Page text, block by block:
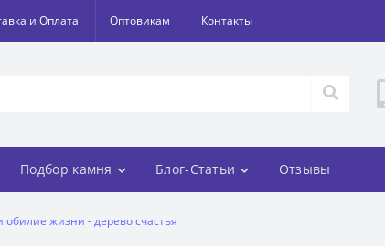
и Оплата Оптовикам Контакты
Подбор камня Блог-Статьи Отзывы
жизни - дерево счастья